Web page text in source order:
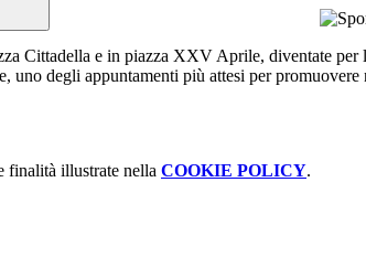
Cittadella e in piazza XXV Aprile, diventate
degli appuntamenti più attesi per
finalità illustrate nella COOKIE POLICY.